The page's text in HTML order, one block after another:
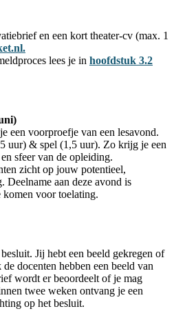
en een kort theater-cv (max. 1
lees je in hoofdstuk 3.2
een voorproefje van een lesavond.
uur) & spel (1,5 uur). Zo krijg je een
sfeer van de opleiding.
zicht op jouw potentieel,
Deelname aan deze avond is
voor toelating.
Jij hebt een beeld gekregen of
docenten hebben een beeld van
wordt er beoordeelt of je mag
twee weken ontvang je een
op het besluit.